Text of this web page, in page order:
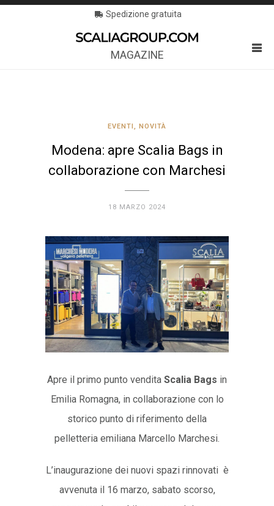
Spedizione gratuita
MAGAZINE
EVENTI, NOVITÀ
Modena: apre Scalia Bags in
collaborazione con Marchesi
18 MARZO 2024
Apre il primo punto vendita Scalia Bags in
Emilia Romagna, in collaborazione con lo
storico punto di riferimento della
pelletteria emiliana Marcello Marchesi.
L’inaugurazione dei nuovi spazi rinnovati è
avvenuta il 16 marzo, sabato scorso,